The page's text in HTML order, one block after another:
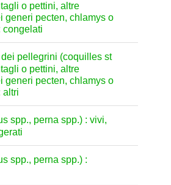
o pettini, altre
generi pecten, chlamys o
congelati
pellegrini (coquilles st
o pettini, altre
generi pecten, chlamys o
altri
spp., perna spp.) : vivi,
spp., perna spp.) :